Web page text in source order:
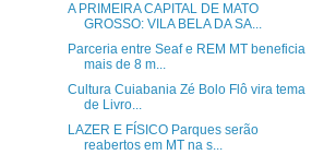
A PRIMEIRA CAPITAL DE MATO
GROSSO: VILA BELA DA SA...
Parceria entre Seaf e REM MT beneficia
mais de 8 m...
Cultura Cuiabania Zé Bolo Flô vira tema
de Livro...
LAZER E FÍSICO Parques serão
reabertos em MT na s...